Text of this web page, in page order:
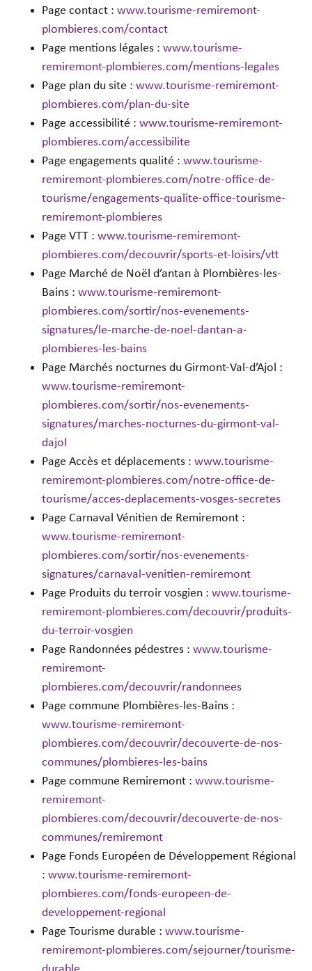
Page contact : www.tourisme-remiremont-
plombieres.com/contact
Page mentions légales : www.tourisme-
remiremont-plombieres.com/mentions-legales
Page plan du site : www.tourisme-remiremont-
plombieres.com/plan-du-site
Page accessibilité : www.tourisme-remiremont-
plombieres.com/accessibilite
Page engagements qualité : www.tourisme-
remiremont-plombieres.com/notre-office-de-
tourisme/engagements-qualite-office-tourisme-
remiremont-plombieres
Page VTT : www.tourisme-remiremont-
plombieres.com/decouvrir/sports-et-loisirs/vtt
Page Marché de Noël d’antan à Plombières-les-
Bains : www.tourisme-remiremont-
plombieres.com/sortir/nos-evenements-
signatures/le-marche-de-noel-dantan-a-
plombieres-les-bains
Page Marchés nocturnes du Girmont-Val-d’Ajol :
www.tourisme-remiremont-
plombieres.com/sortir/nos-evenements-
signatures/marches-nocturnes-du-girmont-val-
dajol
Page Accès et déplacements : www.tourisme-
remiremont-plombieres.com/notre-office-de-
tourisme/acces-deplacements-vosges-secretes
Page Carnaval Vénitien de Remiremont :
www.tourisme-remiremont-
plombieres.com/sortir/nos-evenements-
signatures/carnaval-venitien-remiremont
Page Produits du terroir vosgien : www.tourisme-
remiremont-plombieres.com/decouvrir/produits-
du-terroir-vosgien
Page Randonnées pédestres : www.tourisme-
remiremont-
plombieres.com/decouvrir/randonnees
Page commune Plombières-les-Bains :
www.tourisme-remiremont-
plombieres.com/decouvrir/decouverte-de-nos-
communes/plombieres-les-bains
Page commune Remiremont : www.tourisme-
remiremont-
plombieres.com/decouvrir/decouverte-de-nos-
communes/remiremont
Page Fonds Européen de Développement Régional
: www.tourisme-remiremont-
plombieres.com/fonds-europeen-de-
developpement-regional
Page Tourisme durable : www.tourisme-
remiremont-plombieres.com/sejourner/tourisme-